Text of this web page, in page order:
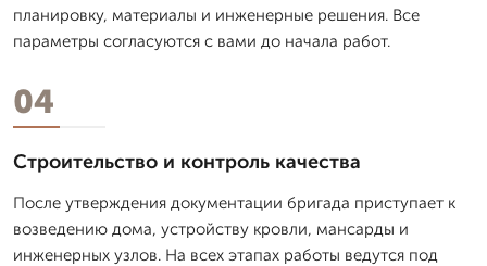
планировку, материалы и инженерные решения. Все
параметры согласуются с вами до начала работ.
04
Строительство и контроль качества
После утверждения документации бригада приступает к
возведению дома, устройству кровли, мансарды и
инженерных узлов. На всех этапах работы ведутся под